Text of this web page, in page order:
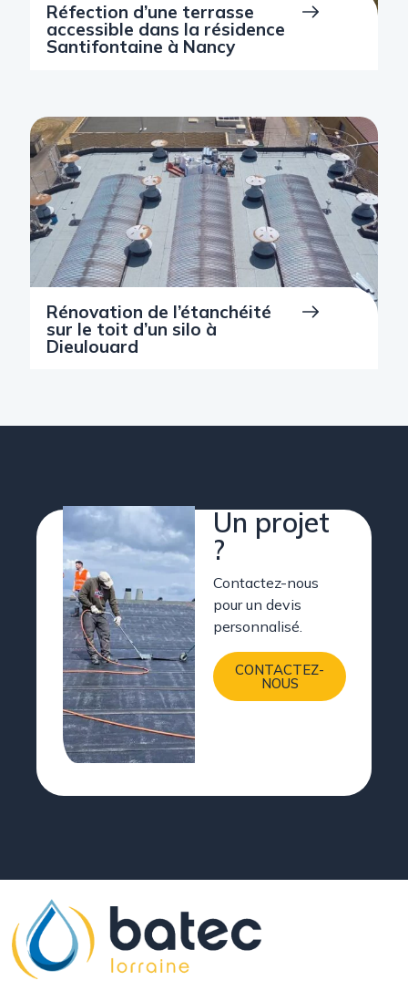
Réfection d’une terrasse
accessible dans la résidence
Santifontaine à Nancy
Rénovation de l’étanchéité
sur le toit d’un silo à
Dieulouard
Un projet
?
Contactez-nous
pour un devis
personnalisé.
CONTACTEZ-
NOUS